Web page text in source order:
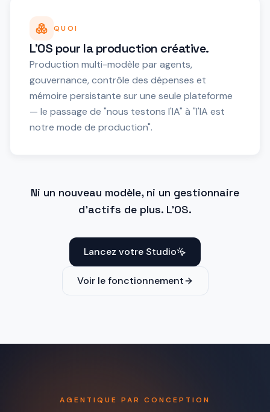
QUOI
L'OS pour la production créative.
Production multi-modèle par agents,
gouvernance, contrôle des dépenses et
mémoire persistante sur une seule plateforme
— le passage de "nous testons l'IA" à "l'IA est
notre mode de production".
Ni un nouveau modèle, ni un gestionnaire
d'actifs de plus. L'OS.
Lancez votre Studio
Voir le fonctionnement
AGENTIQUE PAR CONCEPTION